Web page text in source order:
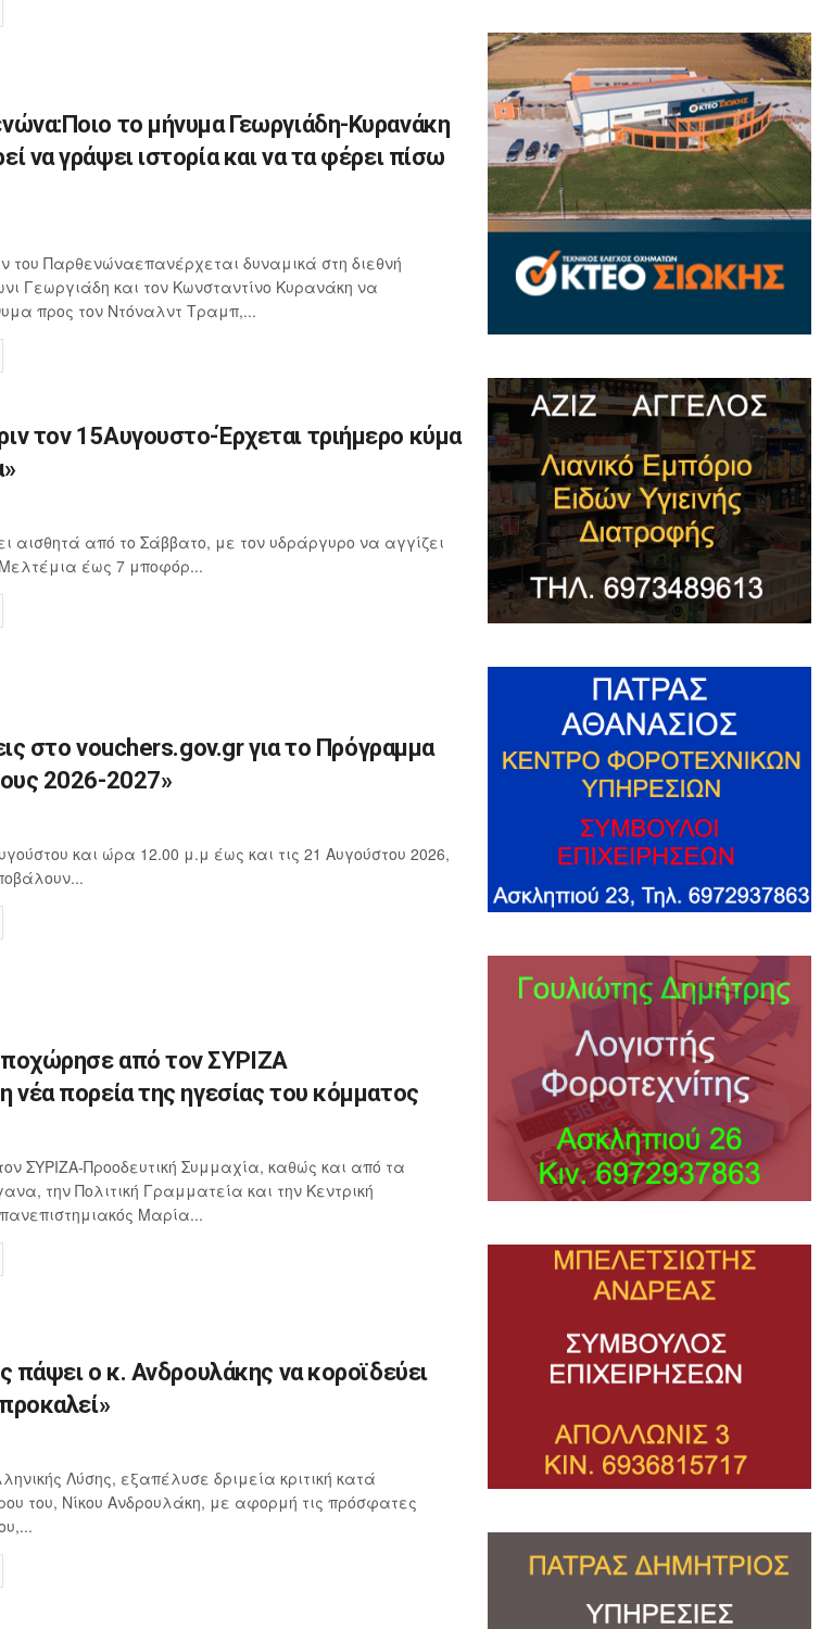
το μήνυμα Γεωργιάδη-Κυρανάκη
να γράψει ιστορία και να τα φέρει πίσω
του Παρθενώναεπανέρχεται δυναμικά στη διεθνή
Γεωργιάδη και τον Κωνσταντίνο Κυρανάκη να
προς τον Ντόναλντ Τραμπ,...
τον 15Αυγουστο-Έρχεται τριήμερο κύμα
αισθητά από το Σάββατο, με τον υδράργυρο να αγγίζει
έως 7 μποφόρ...
στο vouchers.gov.gr για το Πρόγραμμα
2026-2027»
και ώρα 12.00 μ.μ έως και τις 21 Αυγούστου 2026,
από τον ΣΥΡΙΖΑ
νέα πορεία της ηγεσίας του κόμματος
ΣΥΡΙΖΑ-Προοδευτική Συμμαχία, καθώς και από τα
την Πολιτική Γραμματεία και την Κεντρική
Μαρία...
πάψει ο κ. Ανδρουλάκης να κοροϊδεύει
Λύσης, εξαπέλυσε δριμεία κριτική κατά
του, Νίκου Ανδρουλάκη, με αφορμή τις πρόσφατες